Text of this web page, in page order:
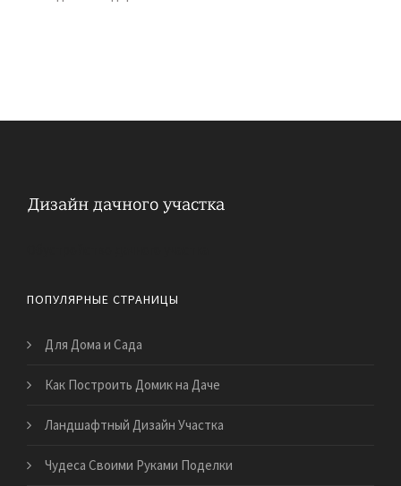
ПОПУЛЯРНЫЕ СТРАНИЦЫ
Для Дома и Сада
Как Построить Домик на Даче
Ландшафтный Дизайн Участка
Чудеса Своими Руками Поделки